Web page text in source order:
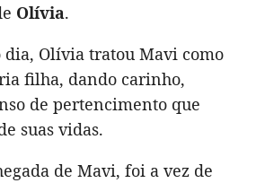
Olívia.
Olívia tratou Mavi como
filha, dando carinho,
de pertencimento que
suas vidas.
de Mavi, foi a vez de